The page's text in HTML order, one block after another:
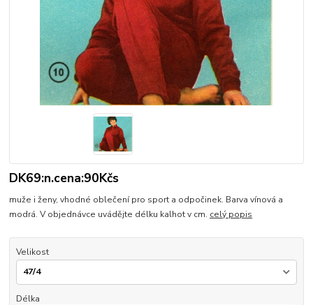
DK69:n.cena:90Kčs
muže i ženy, vhodné oblečení pro sport a odpočinek. Barva vínová a
modrá. V objednávce uvádějte délku kalhot v cm. celý popis
Velikost
Délka